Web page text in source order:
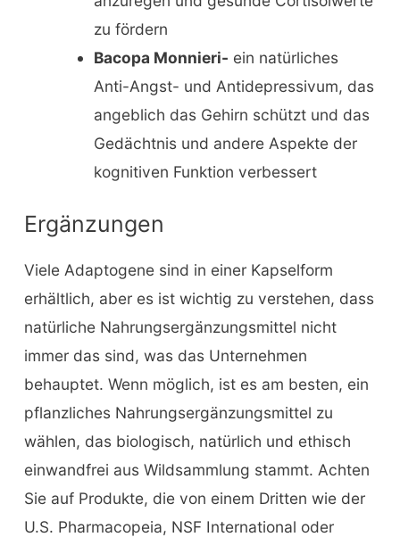
zu fördern
Bacopa Monnieri- ein natürliches
Anti-Angst- und Antidepressivum, das
angeblich das Gehirn schützt und das
Gedächtnis und andere Aspekte der
kognitiven Funktion verbessert
Ergänzungen
Viele Adaptogene sind in einer Kapselform
erhältlich, aber es ist wichtig zu verstehen, dass
natürliche Nahrungsergänzungsmittel nicht
immer das sind, was das Unternehmen
behauptet. Wenn möglich, ist es am besten, ein
pflanzliches Nahrungsergänzungsmittel zu
wählen, das biologisch, natürlich und ethisch
einwandfrei aus Wildsammlung stammt. Achten
Sie auf Produkte, die von einem Dritten wie der
U.S. Pharmacopeia, NSF International oder